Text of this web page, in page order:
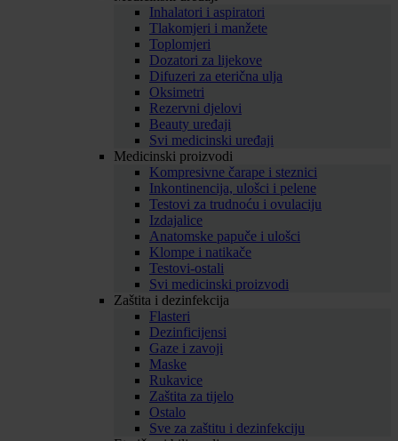
Inhalatori i aspiratori
Tlakomjeri i manžete
Toplomjeri
Dozatori za lijekove
Difuzeri za eterična ulja
Oksimetri
Rezervni djelovi
Beauty uređaji
Svi medicinski uređaji
Medicinski proizvodi
Kompresivne čarape i steznici
Inkontinencija, ulošci i pelene
Testovi za trudnoću i ovulaciju
Izdajalice
Anatomske papuče i ulošci
Klompe i natikače
Testovi-ostali
Svi medicinski proizvodi
Zaštita i dezinfekcija
Flasteri
Dezinficijensi
Gaze i zavoji
Maske
Rukavice
Zaštita za tijelo
Ostalo
Sve za zaštitu i dezinfekciju